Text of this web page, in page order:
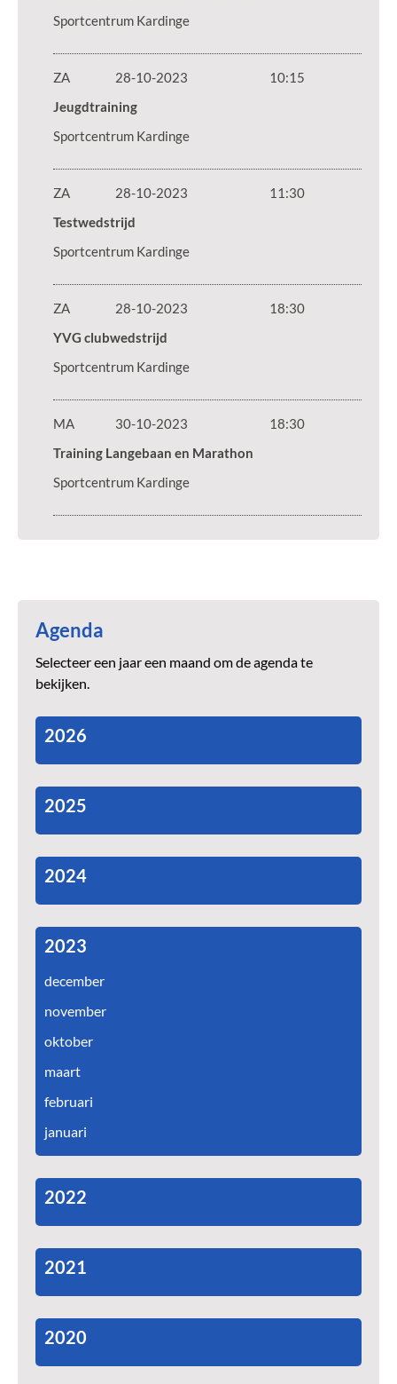
Sportcentrum Kardinge
ZA 28-10-2023
10:15
Jeugdtraining
Sportcentrum Kardinge
ZA 28-10-2023
11:30
Testwedstrijd
Sportcentrum Kardinge
ZA 28-10-2023
18:30
YVG clubwedstrijd
Sportcentrum Kardinge
MA 30-10-2023
18:30
Training Langebaan en Marathon
Sportcentrum Kardinge
Agenda
Selecteer een jaar een maand om de agenda te
bekijken.
2026
2025
2024
2023
december
november
oktober
maart
februari
januari
2022
2021
2020